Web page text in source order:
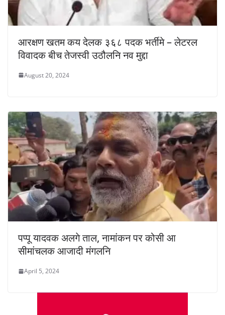
आरक्षण खतम कय देलक ३६८ पदक भर्तीमे – लेटरल
विवादक बीच तेजस्वी उठौलनि नव मुद्दा
August 20, 2024
पप्पू यादवक अलगे ताल, नामांकन पर कोसी आ
सीमांचलक आजादी मंगलनि
April 5, 2024